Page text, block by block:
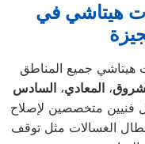
هيتاشي في
هيتاشي جميع المناطق
،المعادي،السادس
فنيين متخصصين لإصلاح
الغسالات مثل توقف